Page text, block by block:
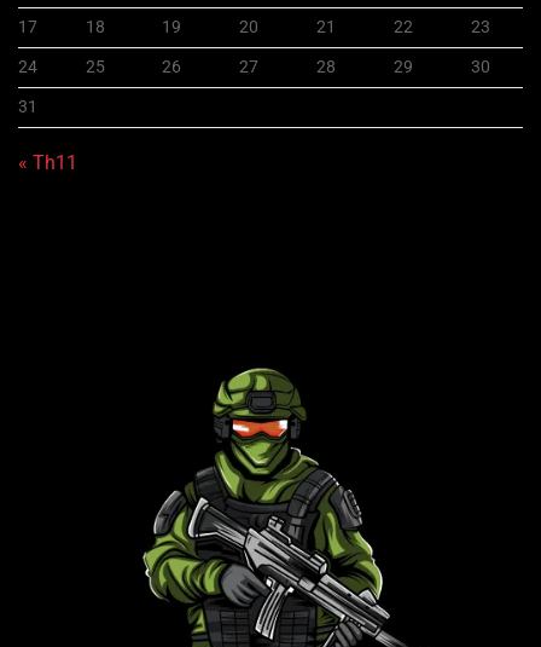
17
18 19 20 21 22
23
24
25 26 27 28 29
30
31
« Th11